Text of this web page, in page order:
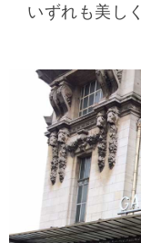
いずれも美し